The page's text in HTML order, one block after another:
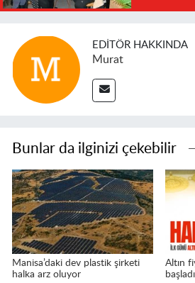
EDITÖR HAKKINDA
Murat
Bunlar da ilginizi çekebilir
Manisa’daki dev plastik şirketi
halka arz oluyor
Altın